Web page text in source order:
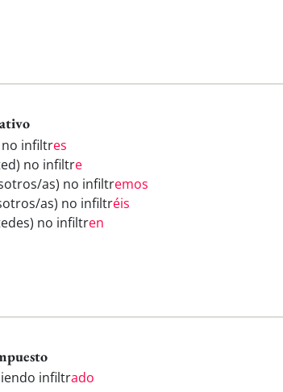
infiltres
no infiltre
as) no infiltremos
as) no infiltréis
no infiltren
infiltrado